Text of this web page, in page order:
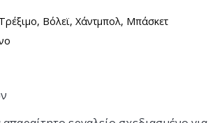
Βόλεϊ, Χάντμπολ, Μπάσκετ